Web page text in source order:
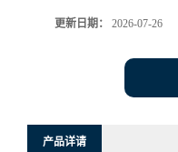
更新日期： 2026-07-26
产品详请